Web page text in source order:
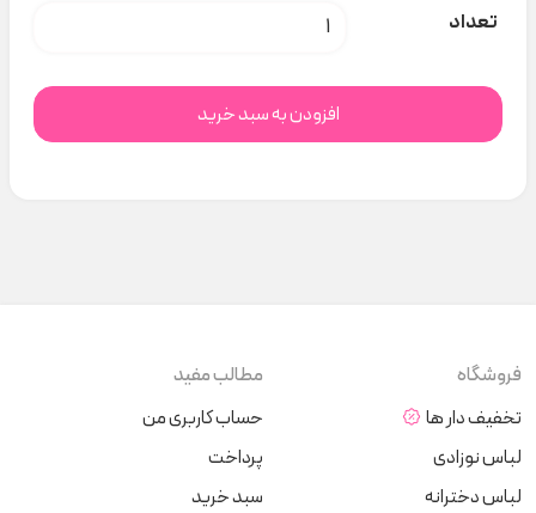
تعداد تیشرت لانگ poloni کد t000748 عدد
افزودن به سبد خرید
فروشگاه
تخفیف دار ها
لباس نوزادی
لباس دخترانه
مطالب مفید
حساب کاربری من
پرداخت
سبد خرید